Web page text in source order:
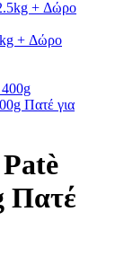
+ Δώρο
Πατέ για
Πατέ